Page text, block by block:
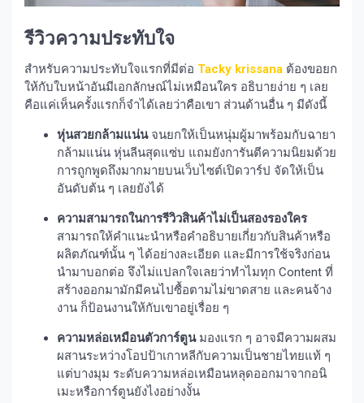
รีวิวความประทับใจ
สำหรับความประทับใจแรกที่มีต่อ Tacky krissana ต้องขอยก
ให้กับใบหน้าอันมีเอกลักษณ์ไม่เหมือนใคร อธิบายง่าย ๆ เลย
คือแค่เห็นครั้งแรกก็จำได้เลยว่าคือเขา ส่วนด้านอื่น ๆ มีดังนี้
หุ่นสวยกล้ามแน่นจนยกให้เป็นหนุ่มผู้มาพร้อมกับฉายา
กล้ามแน่น หุ่นลีนสุดแซ่บ แถมยังการันตีความนิยมด้วย
การถูกพูดถึงมากมายบนเว็บไซต์เปิดวาร์ป จัดให้เป็น
อันดับต้น ๆ เลยยังได้
ความสามารถในการรีวิวสินค้าไม่เป็นสองรองใคร
สามารถให้คำแนะนำหรือคำอธิบายเกี่ยวกับสินค้าหรือ
ผลิตภัณฑ์นั้น ๆ ได้อย่างละเอียด และมีการใช้จริงก่อน
นำมาบอกต่อ จึงไม่แปลกใจเลยว่าทำไมทุก Content ที่
สร้างออกมามักมีคนไปซื้อตามไม่ขาดสาย และคนจ้าง
งาน ก็ป้อนงานให้กับเขาอยู่เรื่อย ๆ
ความหล่อเหมือนตัวการ์ตูนมองแรก ๆ อาจมีความผสม
ผสานระหว่างโอปป้าเกาหลีกับความเป็นชายไทยแท้ ๆ
แต่บางมุม ระดับความหล่อเหมือนหลุดออกมาจากอนิ
เมะหรือการ์ตูนยังไงอย่างงั้น